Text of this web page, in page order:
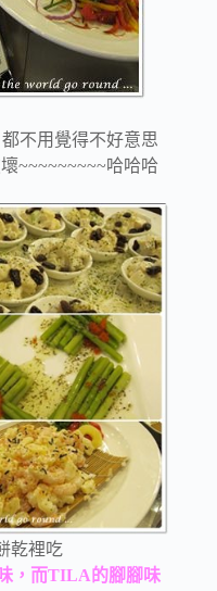
不用覺得不好意思
~~~~~~~~~哈哈哈
乾裡吃
，而TILA的腳腳味